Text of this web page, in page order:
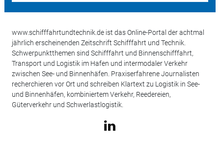
www.schifffahrtundtechnik.de ist das Online-Portal der achtmal
jährlich erscheinenden Zeitschrift Schifffahrt und Technik.
Schwerpunktthemen sind Schifffahrt und Binnenschifffahrt,
Transport und Logistik im Hafen und intermodaler Verkehr
zwischen See- und Binnenhäfen. Praxiserfahrene Journalisten
recherchieren vor Ort und schreiben Klartext zu Logistik in See-
und Binnenhäfen, kombiniertem Verkehr, Reedereien,
Güterverkehr und Schwerlastlogistik.